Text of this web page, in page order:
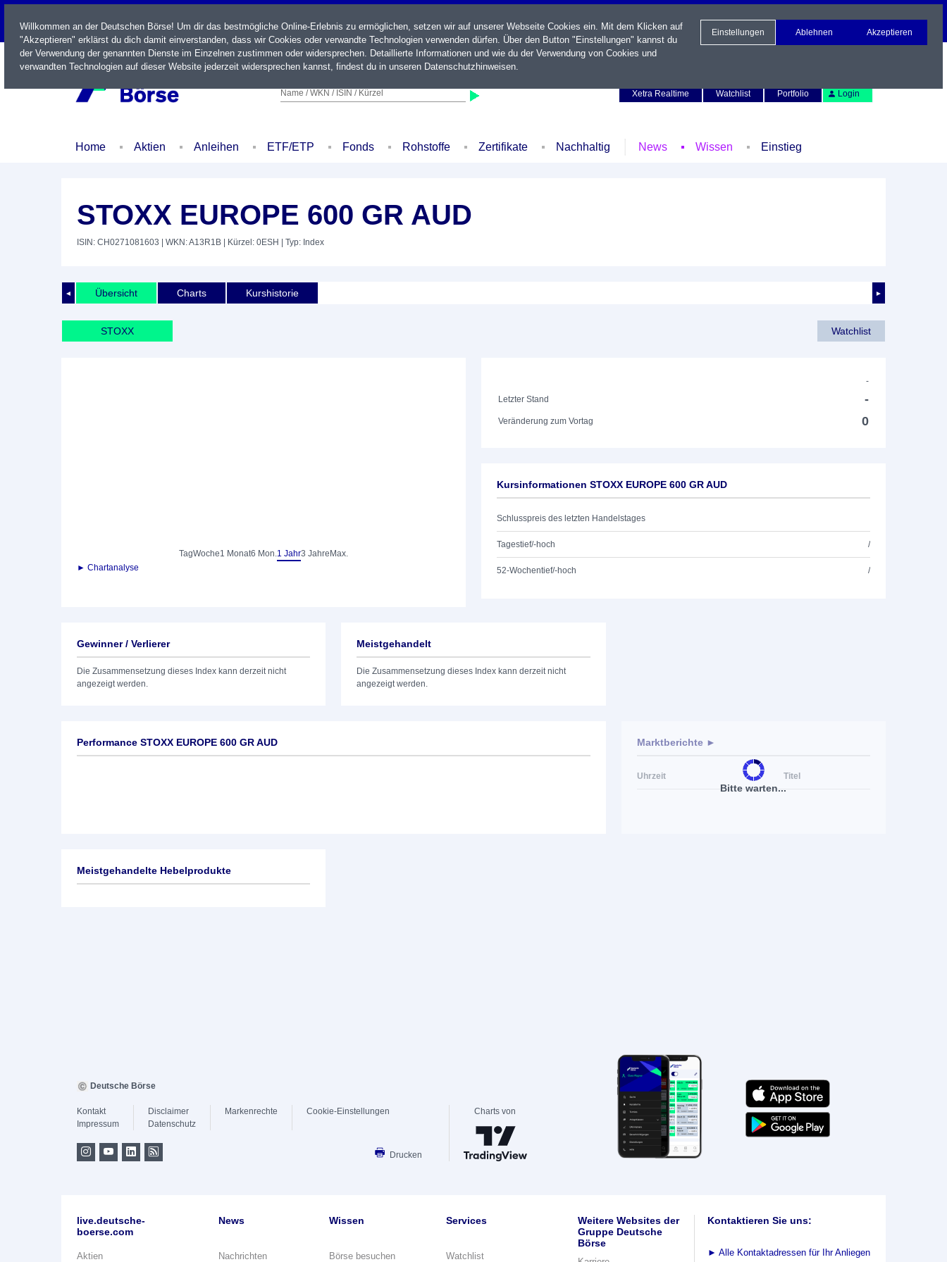
LIVE
Name / WKN / ISIN / Kürzel
Xetra Realtime
Watchlist Portfolio Login
Home Aktien Anleihen ETF/ETP Fonds Rohstoffe Zertifikate Nachhaltig News Wissen Einstieg
STOXX EUROPE 600 GR AUD
ISIN: CH0271081603 | WKN: A13R1B | Kürzel: 0ESH | Typ: Index
◄ ►
Übersicht Charts Kurshistorie
STOXX Watchlist
TagWoche1 Monat6 Mon.1 Jahr3 Jahre Max.
► Chartanalyse
-
Letzter Stand
-
Veränderung zum Vortag 0
Kursinformationen STOXX EUROPE 600 GR AUD
Schlusspreis des letzten Handelstages
Tagestief/-hoch /
52-Wochentief/-hoch /
Gewinner / Verlierer
Die Zusammensetzung dieses Index kann derzeit nicht
angezeigt werden.
Meistgehandelt
Die Zusammensetzung dieses Index kann derzeit nicht
angezeigt werden.
Performance STOXX EUROPE 600 GR AUD
Bitte warten...
Marktberichte ►
Uhrzeit Titel
Meistgehandelte Hebelprodukte
Willkommen an der Deutschen Börse! Um dir das bestmögliche Online-Erlebnis zu ermöglichen, setzen wir auf unserer Webseite Cookies ein. Mit dem Klicken auf
"Akzeptieren" erklärst du dich damit einverstanden, dass wir Cookies oder verwandte Technologien verwenden dürfen. Über den Button "Einstellungen" kannst du
der Verwendung der genannten Dienste im Einzelnen zustimmen oder widersprechen. Detaillierte Informationen und wie du der Verwendung von Cookies und
verwandten Technologien auf dieser Website jederzeit widersprechen kannst, findest du in unseren Datenschutzhinweisen.
Einstellungen Ablehnen Akzeptieren
Deutsche Börse
Kontakt
Impressum
Disclaimer
Datenschutz
Markenrechte Cookie-Einstellungen
Drucken
Charts von
live.deutsche-
boerse.com
Aktien
News
Nachrichten
Wissen
Börse besuchen
Services
Watchlist
Weitere Websites der
Gruppe Deutsche
Börse
Kontaktieren Sie uns:
► Alle Kontaktadressen für Ihr Anliegen